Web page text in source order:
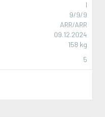
I
9/9/9
ARR/ARR
09.12.2024
158 kg
5